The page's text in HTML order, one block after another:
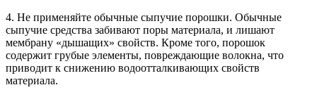
4. Не применяйте обычные сыпучие порошки. Обычные
сыпучие средства забивают поры материала, и лишают
мембрану «дышащих» свойств. Кроме того, порошок
содержит грубые элементы, повреждающие волокна, что
приводит к снижению водоотталкивающих свойств
материала.